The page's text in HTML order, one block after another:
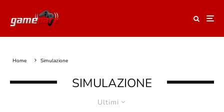
Home Simulazione
SIMULAZIONE
Ultimi